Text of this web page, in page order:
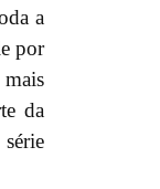
a
por
da